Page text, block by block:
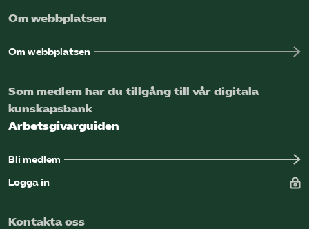
Om webbplatsen
Om webbplatsen
Som medlem har du tillgång till vår digitala
kunskapsbank
Arbetsgivarguiden
Bli medlem
Logga in
Kontakta oss